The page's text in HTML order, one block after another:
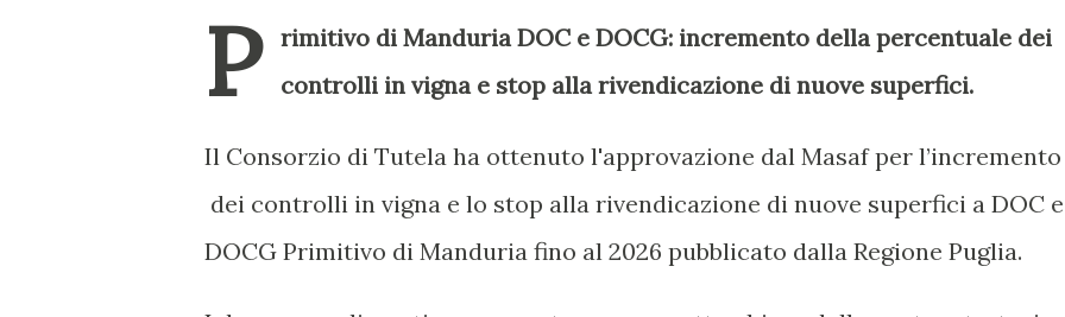
P
rimitivo di Manduria DOC e DOCG: incremento della percentuale dei
controlli in vigna e stop alla rivendicazione di nuove superfici.
Il Consorzio di Tutela ha ottenuto l'approvazione dal Masaf per
dei controlli in vigna e lo stop alla rivendicazione di nuove superfici a DOC e
DOCG Primitivo di Manduria fino al 2026 pubblicato dalla Regione Puglia.